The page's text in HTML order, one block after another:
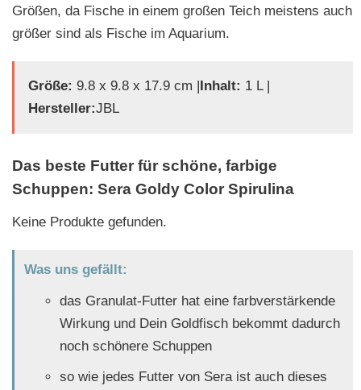
Größen, da Fische in einem großen Teich meistens auch
größer sind als Fische im Aquarium.
Größe: ‎9.8 x 9.8 x 17.9 cm |Inhalt: 1 L |
Hersteller:JBL
Das beste Futter für schöne, farbige
Schuppen: Sera Goldy Color Spirulina
Keine Produkte gefunden.
Was uns gefällt:
das Granulat-Futter hat eine farbverstärkende
Wirkung und Dein Goldfisch bekommt dadurch
noch schönere Schuppen
so wie jedes Futter von Sera ist auch dieses